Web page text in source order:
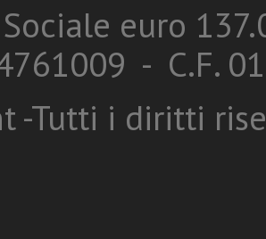
euro
- C.F.
-Tutti i diritti